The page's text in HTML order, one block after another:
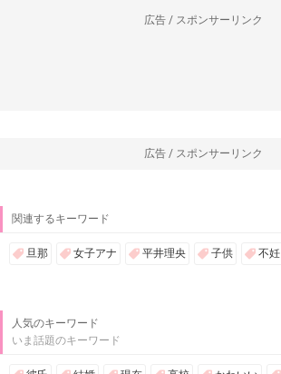
広告 / スポンサーリンク
広告 / スポンサーリンク
関連するキーワード
旦那 女子アナ 平井理央 子供 不妊
人気のキーワード
いま話題のキーワード